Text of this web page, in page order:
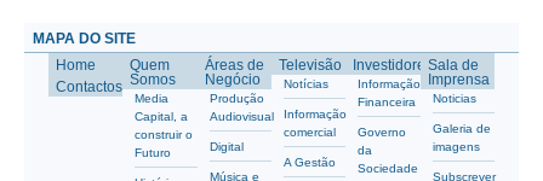
MAPA DO SITE
Home
Contactos
Quem
Somos
Media
Capital, a
construir o
Futuro
Áreas de
Negócio
Produção
Audiovisual
Digital
Música e
Televisão
Notícias
Informação
comercial
A Gestão
Investidores
Informação
Financeira
Governo
da
Sociedade
Sala de
Imprensa
Noticias
Galeria de
imagens
Subscrever